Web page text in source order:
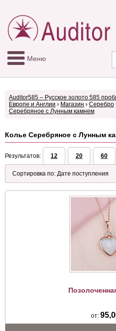
Меню
Auditor585 – Русское золото 585
Европе и Англии › Магазин › Серебро
Серебряное с Лунным камнем
Колье Серебряное с Лунным
Результатов: 12 20 60
от: